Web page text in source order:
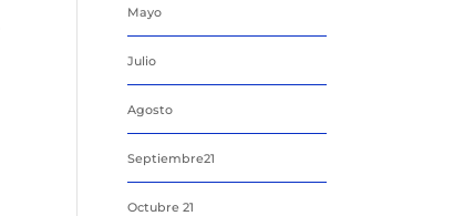
Mayo
Julio
Agosto
Septiembre21
Octubre 21